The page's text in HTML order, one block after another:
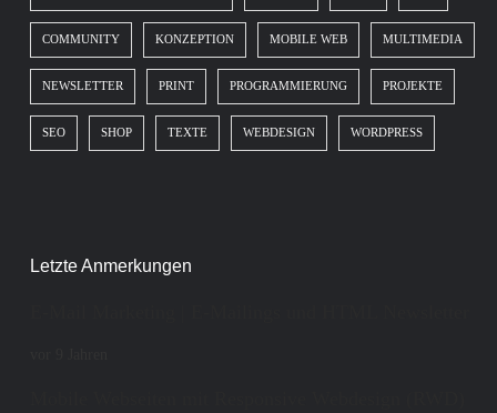
COMMUNITY KONZEPTION MOBILE WEB MULTIMEDIA
NEWSLETTER PRINT PROGRAMMIERUNG PROJEKTE
SEO SHOP TEXTE WEBDESIGN WORDPRESS
Letzte Anmerkungen